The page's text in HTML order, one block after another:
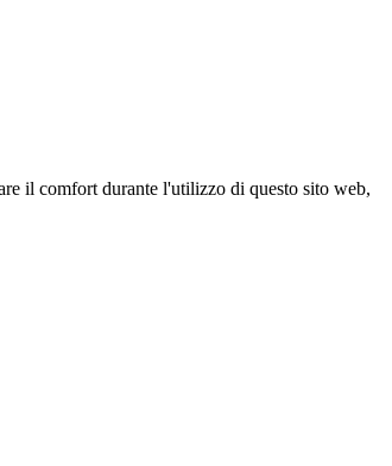
il comfort durante l'utilizzo di questo sito web,